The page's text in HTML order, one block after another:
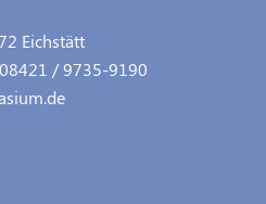
Eichstätt
08421 / 9735-9190